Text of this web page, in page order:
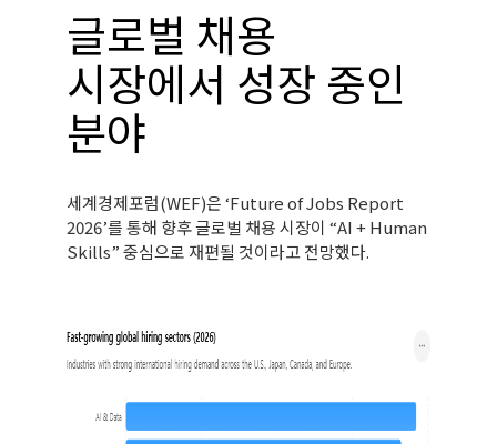
글로벌 채용
시장에서 성장 중인
분야
세계경제포럼(WEF)은 ‘Future of Jobs Report
2026’를 통해 향후 글로벌 채용 시장이 “AI + Human
Skills” 중심으로 재편될 것이라고 전망했다.